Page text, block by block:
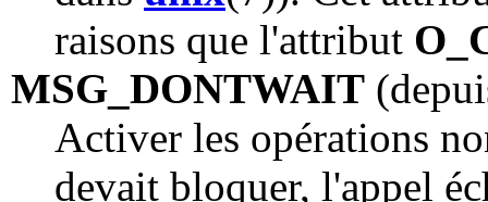
raisons que l'attribut
MSG_DONTWAIT
Activer les opérations
devait bloquer, l'appel